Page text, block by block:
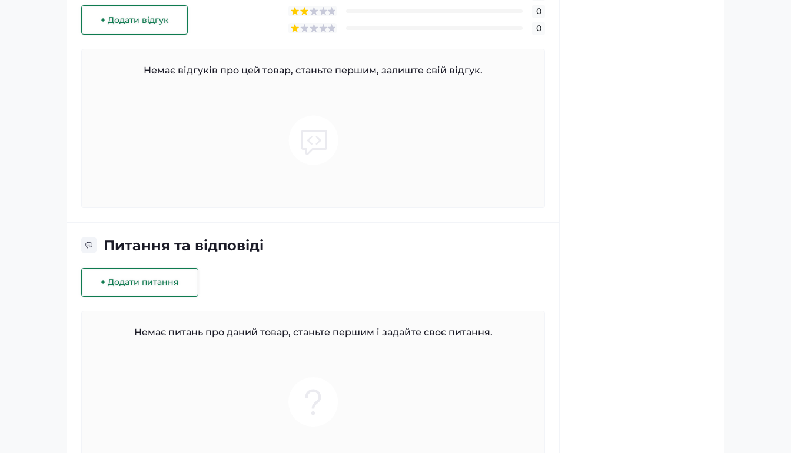
+ Додати відгук
0
0
Немає відгуків про цей товар, станьте першим, залиште свій відгук.
Питання та відповіді
+ Додати питання
Немає питань про даний товар, станьте першим і задайте своє питання.